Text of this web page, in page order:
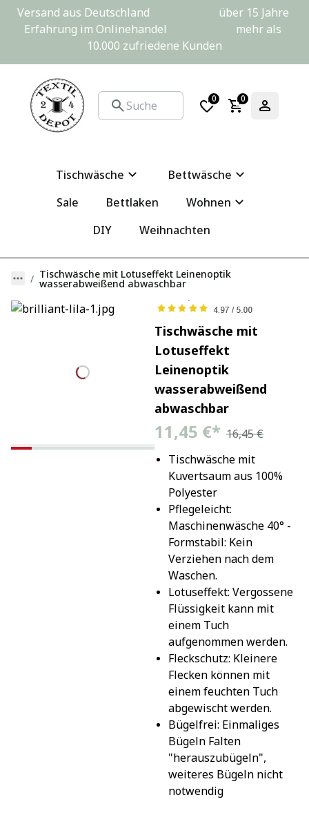
Versand aus Deutschland                         über 15 Jahre
Erfahrung im Onlinehandel                         mehr als
10.000 zufriedene Kunden
0 0
Tischwäsche
Bettwäsche
Sale
Bettlaken
Wohnen
DIY
Weihnachten
Tischwäsche mit Lotuseffekt Leinenoptik
wasserabweißend abwaschbar
Tischwäsche mit
Lotuseffekt
Leinenoptik
wasserabweißend
abwaschbar
11,45 €* 16,45 €
Tischwäsche mit
Kuvertsaum aus 100%
Polyester
Pflegeleicht:
Maschinenwäsche 40° -
Formstabil: Kein
Verziehen nach dem
Waschen.
Lotuseffekt: Vergossene
Flüssigkeit kann mit
einem Tuch
aufgenommen werden.
Fleckschutz: Kleinere
Flecken können mit
einem feuchten Tuch
abgewischt werden.
Bügelfrei: Einmaliges
Bügeln Falten
"herauszubügeln",
weiteres Bügeln nicht
notwendig